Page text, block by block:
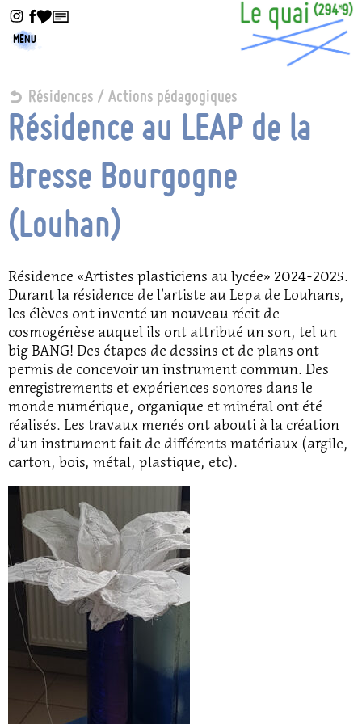
MENU
Résidences / Actions pédagogiques
Résidence au LEAP de la
Bresse Bourgogne
(Louhan)
Résidence «Artistes plasticiens au lycée» 2024-2025.
Durant la résidence de l’artiste au Lepa de Louhans,
les élèves ont inventé un nouveau récit de
cosmogénèse auquel ils ont attribué un son, tel un
big BANG! Des étapes de dessins et de plans ont
permis de concevoir un instrument commun. Des
enregistrements et expériences sonores dans le
monde numérique, organique et minéral ont été
réalisés. Les travaux menés ont abouti à la création
d’un instrument fait de différents matériaux (argile,
carton, bois, métal, plastique, etc).